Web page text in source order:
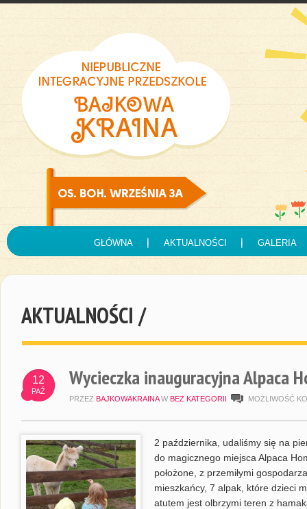
GŁÓWNA AKTUALNOŚCI GALERIA
AKTUALNOŚCI /
12
PAŹ
Wycieczka inauguracyjna Alpaca
PRZEZ BAJKOWAKRAINA W BEZ KATEGORII MOŻLIWOŚĆ
2 października, udaliśmy się na
do magicznego miejsca Alpaca
położone, z przemiłymi
mieszkańcy, 7 alpak, które dzieci
atutem jest olbrzymi teren z